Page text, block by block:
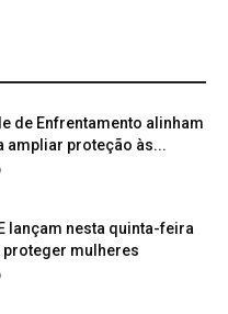
de Enfrentamento alinham
ampliar proteção às...
lançam nesta quinta-feira
mulheres